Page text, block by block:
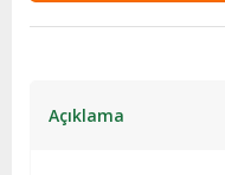
Açıklama